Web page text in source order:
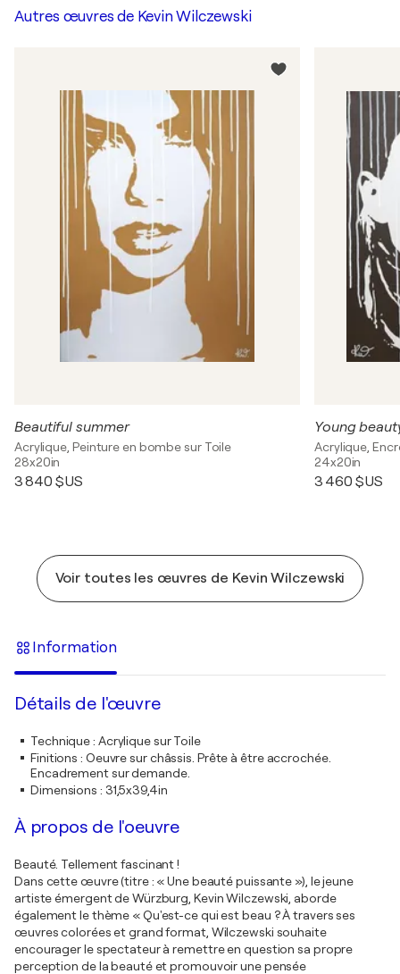
Autres œuvres de Kevin Wilczewski
Beautiful summer
Acrylique, Peinture en bombe sur Toile
28x20in
3 840 $US
Young
Acrylique,
24x20in
3 460 $US
Voir toutes les œuvres de Kevin Wilczewski
Information
Détails de l'œuvre
Technique: Acrylique sur Toile
Finitions : Oeuvre sur châssis. Prête à être accrochée.
Encadrement sur demande.
Dimensions : 31,5x39,4in
À propos de l'oeuvre
Beauté. Tellement fascinant !
Dans cette œuvre (titre : « Une beauté puissante »), le jeune
artiste émergent de Würzburg, Kevin Wilczewski, aborde
également le thème « Qu'est-ce qui est beau ? À travers ses
œuvres colorées et grand format, Wilczewski souhaite
encourager le spectateur à remettre en question sa propre
perception de la beauté et promouvoir une pensée